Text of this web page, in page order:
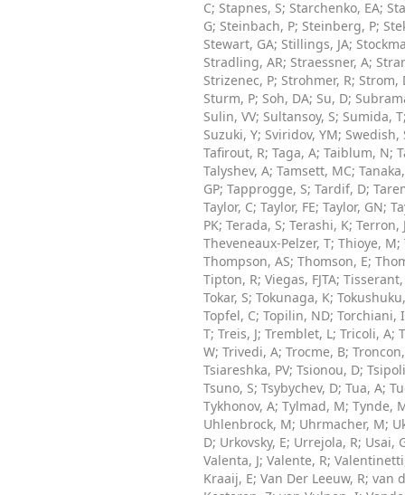
C; Stapnes, S; Starchenko, EA;
G; Steinbach, P; Steinberg, P;
Stewart, GA; Stillings, JA;
Stradling, AR; Straessner, A;
Strizenec, P; Strohmer, R; Strom,
Sturm, P; Soh, DA; Su, D;
Sulin, VV; Sultansoy, S; Sumida, T
Suzuki, Y; Sviridov, YM; Swedish,
Tafirout, R; Taga, A; Taiblum, N;
Talyshev, A; Tamsett, MC;
GP; Tapprogge, S; Tardif, D;
Taylor, C; Taylor, FE; Taylor, GN;
PK; Terada, S; Terashi, K; Terron,
Theveneaux-Pelzer, T; Thioye, M;
Thompson, AS; Thomson, E;
Tipton, R; Viegas, FJTA; Tisserant,
Tokar, S; Tokunaga, K;
Topfel, C; Topilin, ND; Torchiani, I
T; Treis, J; Tremblet, L; Tricoli, A;
W; Trivedi, A; Trocme, B;
Tsiareshka, PV; Tsionou, D;
Tsuno, S; Tsybychev, D; Tua, A;
Tykhonov, A; Tylmad, M; Tynde,
Uhlenbrock, M; Uhrmacher, M;
D; Urkovsky, E; Urrejola, R; Usai,
Valenta, J; Valente, R;
Kraaij, E; Van Der Leeuw, R; van